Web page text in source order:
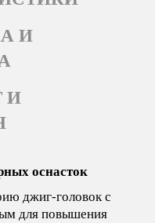
И
И
оснасток
джиг-головок с
для повышения